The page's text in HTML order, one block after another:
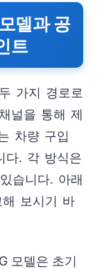
델과 공
트
가지 경로로
널을 통해 제
차량 구입
다. 각 방식은
습니다. 아래
해 보시기 바
모델은 초기